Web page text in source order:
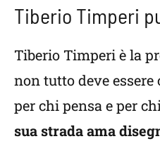
Tiberio Timperi
Tiberio Timperi è la
non tutto deve essere
per chi pensa e per
sua strada ama